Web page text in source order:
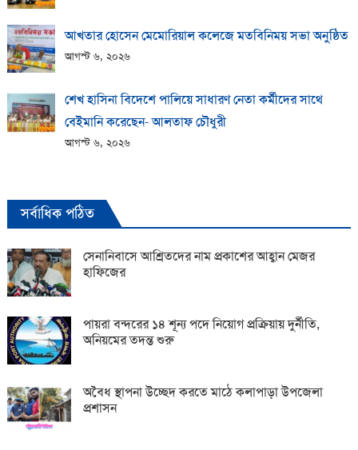
আখতার হোসেন মেমোরিয়াল কলেজে মতবিনিময় সভা অনুষ্ঠিত
আগস্ট ৬, ২০২৬
শেখ হাসিনা বিদেশে পালিয়ে সাধারণ নেতা কর্মীদের সাথে
বেইমানি করেছেন- আলতাফ চৌধুরী
আগস্ট ৬, ২০২৬
সর্বাধিক পঠিত
সেনানিবাসে আশ্রিতদের নাম প্রকাশের আহ্বান মেজর
হাফিজের
পায়রা বন্দরের ১৪ শূন্য পদে নিয়োগ প্রক্রিয়ায় দুর্নীতি,
অনিয়মের তদন্ত শুরু
অবৈধ স্থাপনা উচ্ছেদ করতে মাঠে কলাপাড়া উপজেলা
প্রশাসন